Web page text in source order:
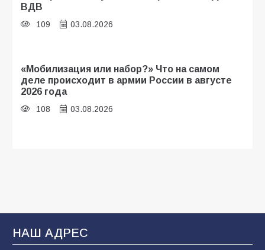
ВДВ
109 03.08.2026
«Мобилизация или набор?» Что на самом
деле происходит в армии России в августе
2026 года
108 03.08.2026
В Батайске продолжаются дорожные работы
107 04.08.2026
НАШ АДРЕС